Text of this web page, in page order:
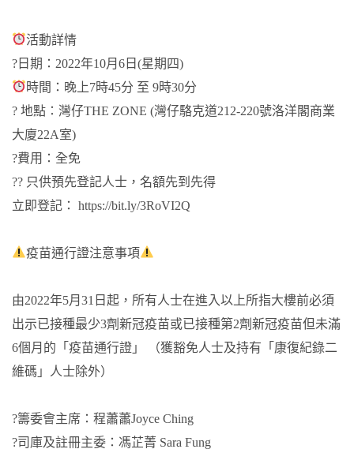
活動詳情
?日期：2022年10月6日(星期四)
時間：晚上7時45分 至 9時30分
? 地點：灣仔THE ZONE (灣仔駱克道212-220號洛洋閣商業
大廈22A室)
?費用：全免
?? 只供預先登記人士，名額先到先得
立即登記： https://bit.ly/3RoVI2Q
疫苗通行證注意事項
由2022年5月31日起，所有人士在進入以上所指大樓前必須
出示已接種最少3劑新冠疫苗或已接種第2劑新冠疫苗但未滿
6個月的「疫苗通行證」 （獲豁免人士及持有「康復紀錄二
維碼」人士除外）
?籌委會主席：程蕭蕭Joyce Ching
?司庫及註冊主委：馮芷菁 Sara Fung